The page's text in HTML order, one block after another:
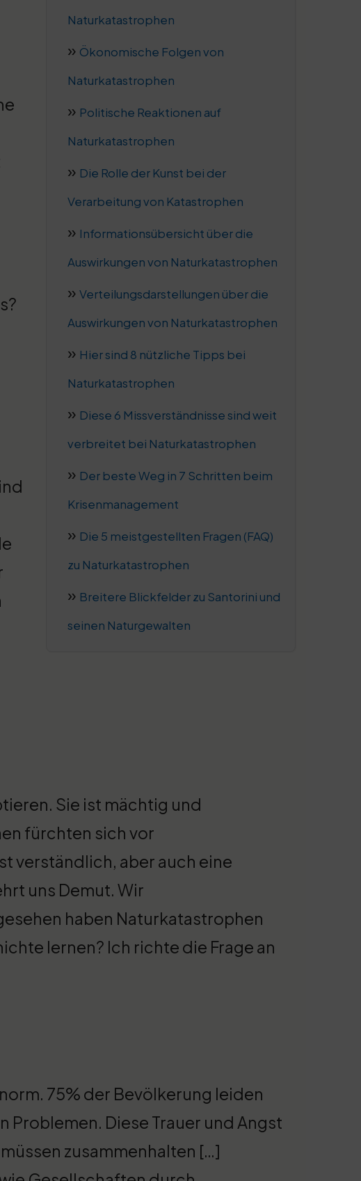
Naturkatastrophen
Ökonomische Folgen von
Naturkatastrophen
Politische Reaktionen auf
Naturkatastrophen
Die Rolle der Kunst bei der
Verarbeitung von Katastrophen
Informationsübersicht über die
Auswirkungen von Naturkatastrophen
Verteilungsdarstellungen über die
Auswirkungen von Naturkatastrophen
Hier sind 8 nützliche Tipps bei
Naturkatastrophen
Diese 6 Missverständnisse sind weit
verbreitet bei Naturkatastrophen
Der beste Weg in 7 Schritten beim
Krisenmanagement
Die 5 meistgestellten Fragen (FAQ)
zu Naturkatastrophen
Breitere Blickfelder zu Santorini und
seinen Naturgewalten
Sie ist mächtig und
fürchten sich vor
verständlich, aber auch eine
uns Demut. Wir
haben Naturkatastrophen
lernen? Ich richte die Frage an
75% der Bevölkerung leiden
Diese Trauer und Angst
zusammenhalten […]